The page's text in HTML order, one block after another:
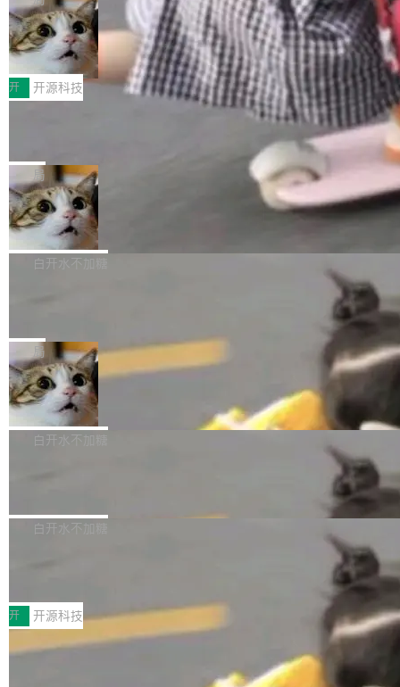
哪些组合有效，作者说，你得靠"文档、校验、或
者部落知识"。 换个写法。Rust 的 enum，两个
变体：Switchable...
有科技公司做的一样。只不过，实际上它不一
样。这是 Sandstorm.io 的重制版，我十年前的
那个创业公司。不同的是，这次它构建在 Cloudf
lare Workers 上——我花了九年时间搭建的平台
——并且深度集成了 AI。这基本上是我十年秘密
Workers 和 Durable Objects 的守护进程。 设
计思路很直接：每个对象是一个独立的 SQLite
数据库，按名称寻址，复制到你自己的 S3 兼容
存储库里。节点之间只通过这个存储库协调——
没有控制平面，没有共识协议。每个对象自带一
个小型数据库，应用天然按分片构建，单个数据
库的竞争和爆炸半径问题在设计层面就被消除
了。 闲置的 cell 会休眠到几乎不占资源。当 cel
l 迁移或唤醒时，新宿主从 S3 恢复 SQLite 数据
库继续执行。存储库是持久化的唯一真相...
鲁大师7月新机性能/流畅/AI榜：vivo夺
性能、流畅双第一，三星Galaxy Z系列
新折叠缺席
2026年7月的手机市场，由于存储等硬件成本暴
增，手机厂商的日子也不好过啊，新机速度明显
放缓，因此硝烟味淡了许多。新机参数规格除开
高价的三星折叠（三星Galaxy Z Fold8 Ultra / Z
Fold8 / Z Flip8）外，其余要么是中低端机器，
例如iQOO Z11i、REDMI Note 17、REDMI No
te 17 Pro、OPPO K15，要么是vivo X300 E这
样的次旗舰。 Galaxy Z Fold8 Ultra / Z Fold8 /
Z Flip8三款折叠屏新机均在7月22日发布，且全
部搭载骁龙8 Elite Gen5 for Galaxy，它们本该
开 开源科技
Zed 编辑器团队发布了新项目——DeltaDB，一
个在 git commit 之间记录每一次编辑操作的版
本控制系统。目前处于 Early Access 阶段。 De
ltaDB 的核心思路直接写在 landing page 最显
眼的位置：「Software is made between com
mits」——软件是在 commit 之间写出来的。git
是把这段空隙补上。 回退到任何一次编辑：Delt
aDB 捕获 commit 之间的每一次操作，...
局
SpaceXAI 单季资本开支达 183 亿美元
根据风险投资人Tomer Tunguz 博客（VC 分
析）披露的最新分析与第二季度业绩报告，Spac
微软同期总资本开支的四成。 与亚马逊、Alpha
bet、微软以及 Meta 等传统科技巨头相比，Spa
ceXAI的资金消耗速度尤为引人瞩目。然而，支
撑庞大支出的资金来源却呈现出截然不同的面
貌。数据显示，微软和 Meta 主要依托充沛的经
白开水不加糖
一个在终端里运行的编程 agent；Muse Spark
1.2，驱动这个 agent 的新模型。一句话概括：
你可以用 curl -fsSL https://dev.meta.ai/install.
sh | bash 安装一个能在大项目里自动规划、写
代码、验证结果的 AI 终端工具。 据介绍，Muse
个主 agent 循环，外加一组后台 agent。这些后
局
美团开源 LoHoSearch，用知识图谱校
准 AI 能力认知
机器出题的前提，是让机器拥有全局视野。整个
构建流程可以分为四个环节：建图 → 控制难度
白开水不加糖
库，并将作为transport接入Mooncake TENT。
MPComm将作为一种传输引擎接入Mooncake T
ENT，实现零拷贝传输性能提升30%、非零拷贝
传输性能最高提升5倍。UCL-MPComm底层基
于自研UCL-Engine通信引擎，后续腾讯网平将
白开水不加糖
型案例入选名单》，深信服“面向企业研发场景的
开源 AI 编程平台 CoStrict 应用”凭借卓越的技术
创新与落地成效成功入选。 全链路私有化部署，
助力企业AI研发安全落地 当前，越来越多企业已
开 开源科技
深信服AI算力网关入选工信部人工智能
前不久，工业和信息化部正式发布《2025年人工